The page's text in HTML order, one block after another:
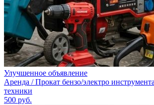
Улучшенное объявление
Аренда / Прокат бензо/электро
техники
500 руб.